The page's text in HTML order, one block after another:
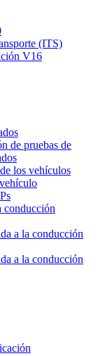
(ITS)
V16
de pruebas de
los vehículos
conducción
a la conducción
a la conducción